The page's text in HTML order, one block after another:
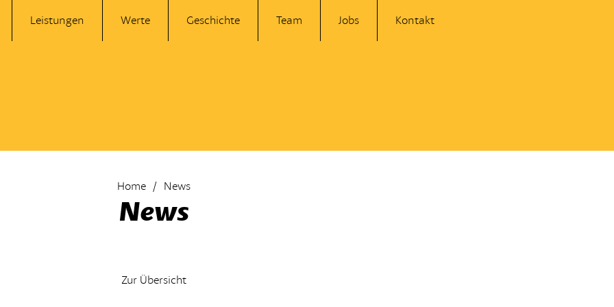
Leistungen Werte Geschichte Team Jobs Kontakt
Home News
News
Zur Übersicht